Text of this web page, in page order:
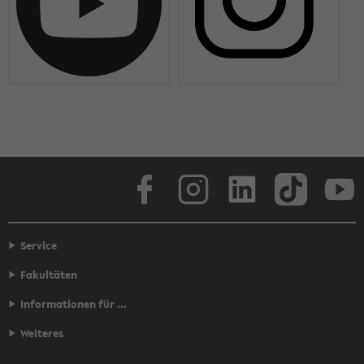
Face­book
Service
Fakultäten
Informationen für ...
Weiteres